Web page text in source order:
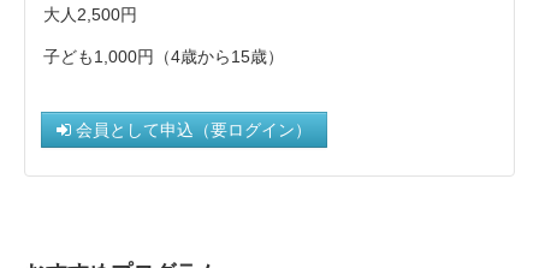
大人2,500円
子ども1,000円（4歳から15歳）
会員として申込（要ログイン）